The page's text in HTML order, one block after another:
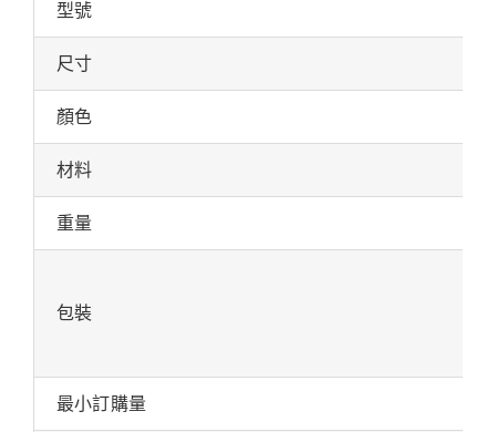
型號
尺寸
顏色
材料
重量
包裝
最小訂購量